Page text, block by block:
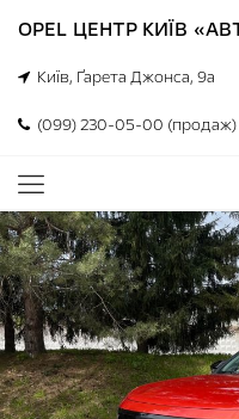
OPEL ЦЕНТР КИЇВ
Київ, Ґарета Джонса, 9а
(099) 230-05-00 (продаж)